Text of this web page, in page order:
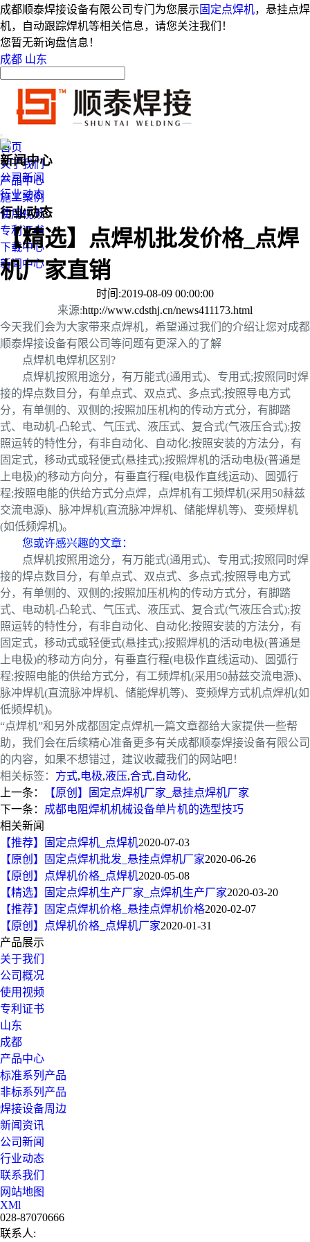
成都顺泰焊接设备有限公司专门为您展示 固定点焊机，悬挂点焊
机，自动跟踪焊机等相关信息，请您关注我们！
您暂无新询盘信息！
成都 山东
首页
关于我们
产品中心
施工案例
使用视频
专利证书
下载中心
新闻中心
新闻中心
公司新闻
行业动态
行业动态
【精选】点焊机批发价格_点焊
机厂家直销
时间:2019-08-09 00:00:00
来源:http://www.cdsthj.cn/news411173.html
今天我们会为大家带来点焊机，希望通过我们的介绍让您对成都
顺泰焊接设备有限公司等问题有更深入的了解
点焊机电焊机区别?
点焊机按照用途分，有万能式(通用式)、专用式;按照同时焊
接的焊点数目分，有单点式、双点式、多点式;按照导电方式
分，有单侧的、双侧的;按照加压机构的传动方式分，有脚踏
式、电动机-凸轮式、气压式、液压式、复合式(气液压合式);按
照运转的特性分，有非自动化、自动化;按照安装的方法分，有
固定式，移动式或轻便式(悬挂式);按照焊机的活动电极(普通是
上电极)的移动方向分，有垂直行程(电极作直线运动)、圆弧行
程;按照电能的供给方式分点焊，点焊机有工频焊机(采用50赫兹
交流电源)、脉冲焊机(直流脉冲焊机、储能焊机等)、变频焊机
(如低频焊机)。
您或许感兴趣的文章：
点焊机按照用途分，有万能式(通用式)、专用式;按照同时焊
接的焊点数目分，有单点式、双点式、多点式;按照导电方式
分，有单侧的、双侧的;按照加压机构的传动方式分，有脚踏
式、电动机-凸轮式、气压式、液压式、复合式(气液压合式);按
照运转的特性分，有非自动化、自动化;按照安装的方法分，有
固定式，移动式或轻便式(悬挂式);按照焊机的活动电极(普通是
上电极)的移动方向分，有垂直行程(电极作直线运动)、圆弧行
程;按照电能的供给方式分，有工频焊机(采用50赫兹交流电源)、
脉冲焊机(直流脉冲焊机、储能焊机等)、变频焊方式机点焊机(如
低频焊机)。
“点焊机”和另外成都固定点焊机一篇文章都给大家提供一些帮
助，我们会在后续精心准备更多有关成都顺泰焊接设备有限公司
的内容，如果不想错过，建议收藏我们的网站吧！
相关标签： 方式,电极,液压,合式,自动化,
上一条：
【原创】固定点焊机厂家_悬挂点焊机厂家
下一条： 成都电阻焊机机械设备单片机的选型技巧
相关新闻
【推荐】固定点焊机_点焊机2020-07-03
【原创】固定点焊机批发_悬挂点焊机厂家2020-06-26
【原创】点焊机价格_点焊机2020-05-08
【精选】固定点焊机生产厂家_点焊机生产厂家2020-03-20
【推荐】固定点焊机价格_悬挂点焊机价格2020-02-07
【原创】点焊机价格_点焊机厂家2020-01-31
产品展示
关于我们
公司概况
使用视频
专利证书
山东
成都
产品中心
标准系列产品
非标系列产品
焊接设备周边
新闻资讯
公司新闻
行业动态
联系我们
网站地图
XMl
028-87070666
联系人: